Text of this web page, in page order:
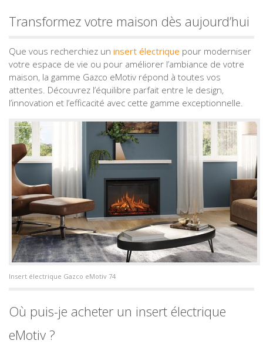
Transformez votre maison dès aujourd’hui
Que vous recherchiez un insert électrique pour moderniser
votre espace de vie ou pour améliorer l’ambiance de votre
maison, la gamme Gazco eMotiv répond à toutes vos
attentes. Découvrez l’équilibre parfait entre le design,
l’innovation et l’efficacité avec cette gamme exceptionnelle.
Insert électrique Gazco eMotiv 74
Où puis-je acheter un insert électrique
eMotiv ?